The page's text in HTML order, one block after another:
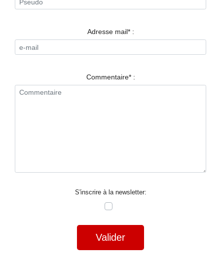
SPORTS
RESTAURANTS
NUIT
Adresse mail* :
Commentaire* :
S'inscrire à la newsletter:
Valider